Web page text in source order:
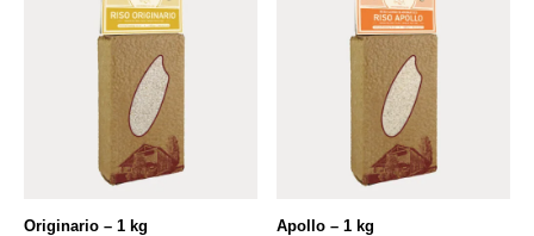
Originario – 1 kg Apollo – 1 kg